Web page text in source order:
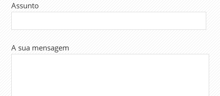
Assunto
A sua mensagem